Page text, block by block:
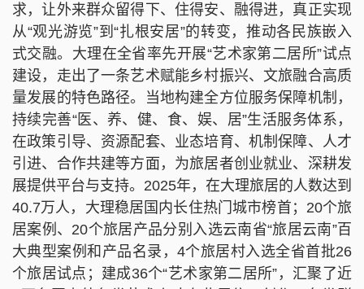
求，让外来群众留得下、住得安、融得进，真正实现
从“观光游览”到“扎根安居”的转变，推动各民族嵌入
式交融。大理在全省率先开展“艺术家第二居所”试点
建设，走出了一条艺术赋能乡村振兴、文旅融合高质
量发展的特色路径。当地构建全方位服务保障机制，
持续完善“医、养、健、食、娱、居”生活服务体系，
在政策引导、资源配套、业态培育、机制保障、人才
引进、合作共建等方面，为旅居者创业就业、深耕发
展提供平台与支持。2025年，在大理旅居的人数达到
40.7万人，大理稳居国内长住热门城市榜首；20个旅
居案例、20个旅居产品分别入选云南省“旅居云南”百
大典型案例和产品名录，4个旅居村入选全省首批26
个旅居试点；建成36个“艺术家第二居所”，汇聚了近